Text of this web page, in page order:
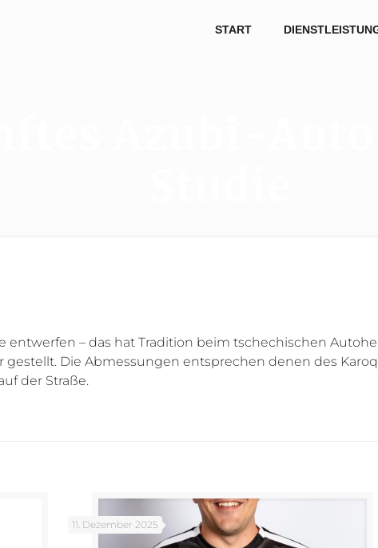
START
– das hat Tradition beim tschechischen
gestellt. Die Abmessungen entsprechen denen des
der Straße.
11. Dezember 2025